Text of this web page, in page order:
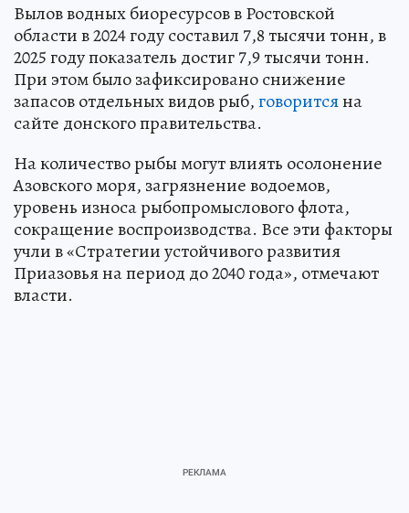
Вылов водных биоресурсов в Ростовской
области в 2024 году составил 7,8 тысячи тонн, в
2025 году показатель достиг 7,9 тысячи тонн.
При этом было зафиксировано снижение
запасов отдельных видов рыб,говоритсяна
сайте донского правительства.
На количество рыбы могут влиять осолонение
Азовского моря, загрязнение водоемов,
уровень износа рыбопромыслового флота,
сокращение воспроизводства. Все эти факторы
учли в «Стратегии устойчивого развития
Приазовья на период до 2040 года», отмечают
власти.